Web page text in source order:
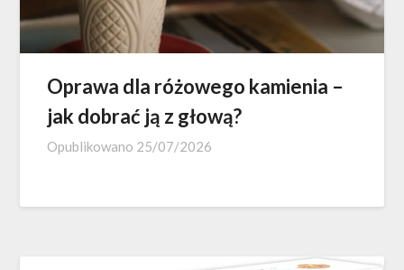
Oprawa dla różowego kamienia –
jak dobrać ją z głową?
Opublikowano 25/07/2026